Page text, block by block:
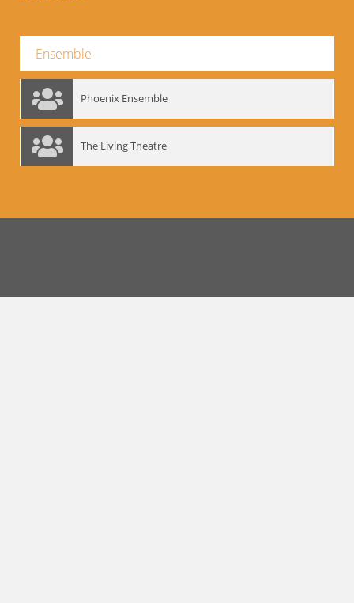
Ensemble
Phoenix Ensemble
The Living Theatre